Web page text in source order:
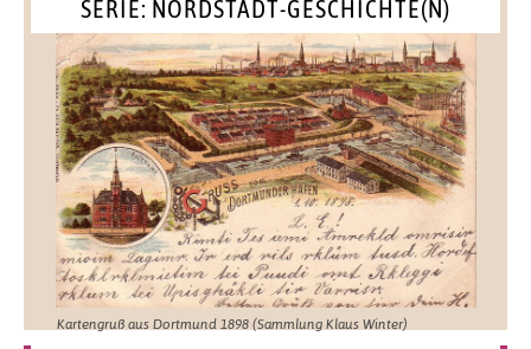
SERIE: NORDSTADT-GESCHICHTE(N)
Kartengruß aus Dortmund 1898 (Sammlung Klaus Winter)